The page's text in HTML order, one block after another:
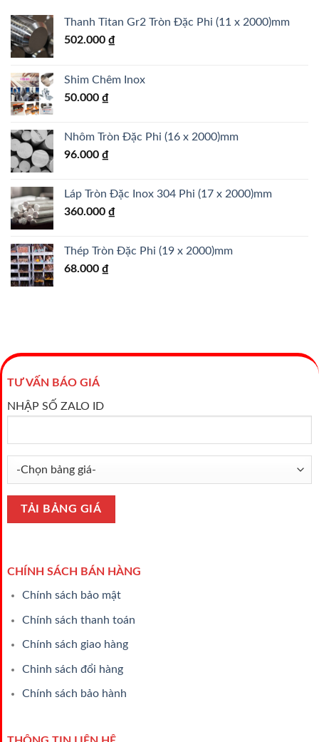
Thanh Titan Gr2 Tròn Đặc Phi (11 x 2000)mm
502.000 ₫
Shim Chêm Inox
50.000 ₫
Nhôm Tròn Đặc Phi (16 x 2000)mm
96.000 ₫
Láp Tròn Đặc Inox 304 Phi (17 x 2000)mm
360.000 ₫
Thép Tròn Đặc Phi (19 x 2000)mm
68.000 ₫
TƯ VẤN BÁO GIÁ
NHẬP SỐ ZALO ID
CHÍNH SÁCH BÁN HÀNG
Chính sách bảo mật
Chính sách thanh toán
Chính sách giao hàng
Chinh sách đổi hàng
Chính sách bảo hành